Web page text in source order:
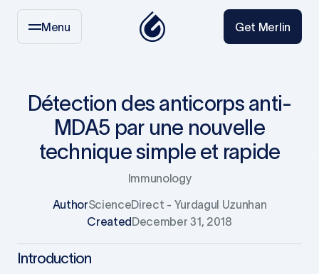
Menu Get Merlin
Détection des anticorps anti-
MDA5 par une nouvelle
technique simple et rapide
Immunology
AuthorScienceDirect - Yurdagul Uzunhan
CreatedDecember 31, 2018
Introduction